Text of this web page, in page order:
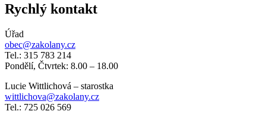
Rychlý kontakt
Úřad
obec@zakolany.cz
Tel.: 315 783 214
Pondělí, Čtvrtek: 8.00 – 18.00
Lucie Wittlichová – starostka
wittlichova@zakolany.cz
Tel.: 725 026 569